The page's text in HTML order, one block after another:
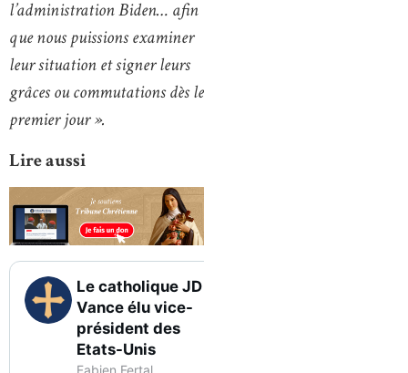
l’administration Biden… afin
que nous puissions examiner
leur situation et signer leurs
grâces ou commutations dès le
premier jour ».
Lire aussi